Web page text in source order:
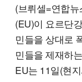
(브뤼셀=연합
(EU)이 요르단
민들을 상대로
민들을 제재하
EU는 11일(현